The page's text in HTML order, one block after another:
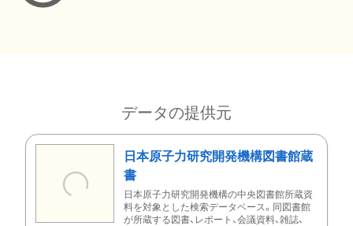
データの提供元
日本原子力研究開発機構図書館蔵
書
日本原子力研究開発機構の中央図書館所蔵資
料を対象とした検索データベース。同図書館
が所蔵する図書、レポート、会議資料、雑誌、